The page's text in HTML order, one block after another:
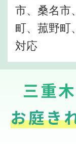
市、桑名市
町、菰野町
対応
三重
お庭き